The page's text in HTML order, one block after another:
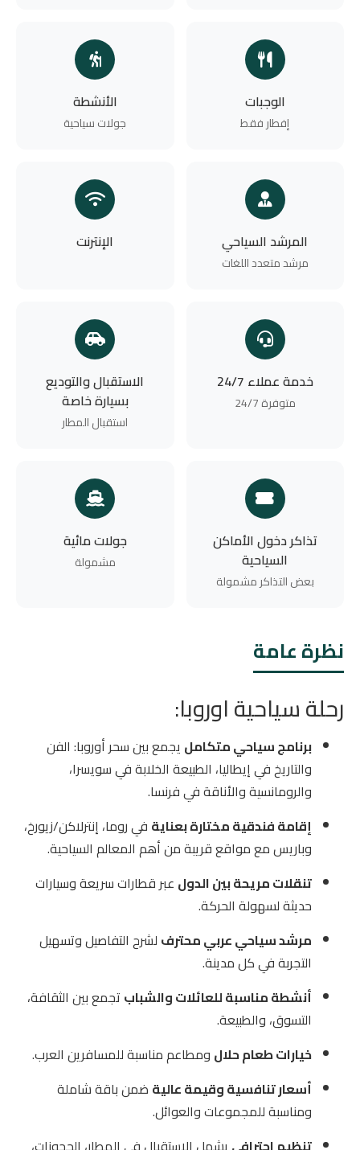
الوجبات
إفطار فقط
الأنشطة
جولات سياحية
المرشد السياحي
مرشد متعدد اللغات
الإنترنت
خدمة عملاء 24/7
متوفرة 24/7
الاستقبال والتوديع
بسيارة خاصة
استقبال المطار
تذاكر دخول الأماكن
السياحية
بعض التذاكر مشمولة
جولات مائية
مشمولة
نظرة عامة
رحلة سياحية اوروبا:
برنامج سياحي متكامل يجمع بين سحر أوروبا: الفن
والتاريخ في إيطاليا، الطبيعة الخلابة في سويسرا،
والرومانسية والأناقة في فرنسا.
إقامة فندقية مختارة بعناية في روما، إنترلاكن/زيورخ،
وباريس مع مواقع قريبة من أهم المعالم السياحية.
تنقلات مريحة بين الدول عبر قطارات سريعة وسيارات
حديثة لسهولة الحركة.
مرشد سياحي عربي محترف لشرح التفاصيل وتسهيل
التجربة في كل مدينة.
أنشطة مناسبة للعائلات والشباب تجمع بين الثقافة،
التسوق، والطبيعة.
خيارات طعام حلال ومطاعم مناسبة للمسافرين العرب.
أسعار تنافسية وقيمة عالية ضمن باقة شاملة
ومناسبة للمجموعات والعوائل.